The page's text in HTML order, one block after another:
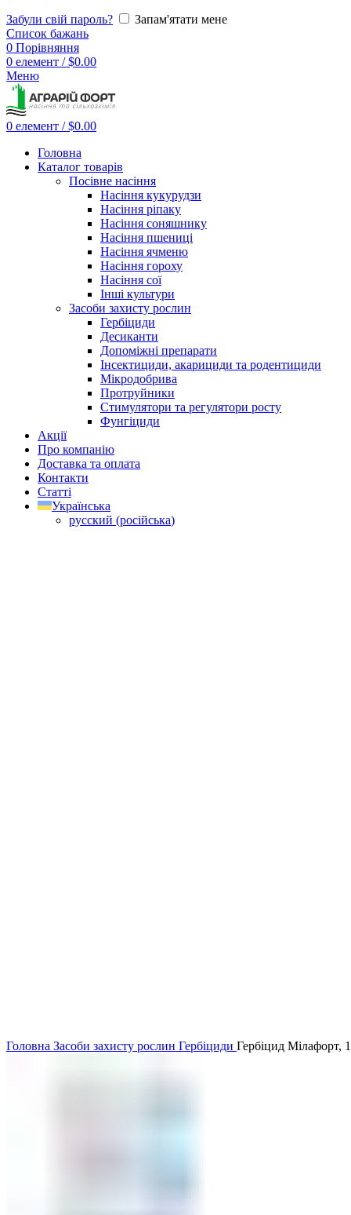
Забули свій пароль?
Запам'ятати мене
Список бажань
0 Порівняння
0 елемент / $0.00
Меню
0 елемент / $0.00
Головна
Каталог товарів
Посівне насіння
Насіння кукурудзи
Насіння ріпаку
Насіння соняшнику
Насіння пшениці
Насіння ячменю
Насіння гороху
Насіння сої
Інші культури
Засоби захисту рослин
Гербіциди
Десиканти
Допоміжні препарати
Інсектициди, акарициди та родентициди
Мікродобрива
Протруйники
Стимулятори та регулятори росту
Фунгіциди
Акції
Про компанію
Доставка та оплата
Контакти
Статті
Українська
русский (російська)
Головна Засоби захисту рослин Гербіциди Гербіцид Мілафорт,